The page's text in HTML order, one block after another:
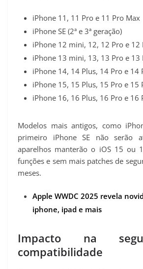
iPhone 11, 11 Pro e 11 Pro Max
iPhone SE (2ª e 3ª geração)
iPhone 12 mini, 12, 12 Pro e 12
iPhone 13 mini, 13, 13 Pro e 13
iPhone 14, 14 Plus, 14 Pro e 14
iPhone 15, 15 Plus, 15 Pro e 15
iPhone 16, 16 Plus, 16 Pro e 16
Modelos mais antigos, como
primeiro iPhone SE não serão
aparelhos manterão o iOS 15 ou
funções e sem mais patches de
meses.
Apple WWDC 2025 revela
iphone, ipad e mais
Impacto na
compatibilidade